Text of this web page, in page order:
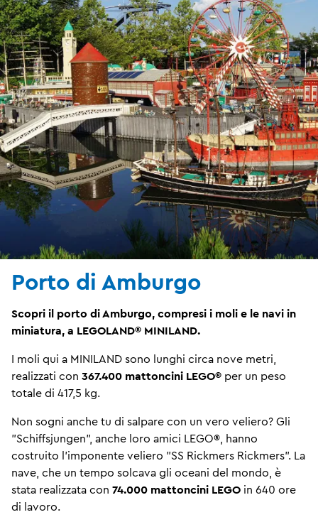
Porto di Amburgo
Scopri il porto di Amburgo, compresi i moli e le navi in ​​
miniatura, a LEGOLAND® MINILAND.
I moli qui a MINILAND sono lunghi circa nove metri,
realizzati con 367.400 mattoncini LEGO® per un peso
totale di 417,5 kg.
Non sogni anche tu di salpare con un vero veliero? Gli
"Schiffsjungen", anche loro amici LEGO®, hanno
costruito l'imponente veliero "SS Rickmers Rickmers". La
nave, che un tempo solcava gli oceani del mondo, è
stata realizzata con 74.000 mattoncini LEGO in 640 ore
di lavoro.